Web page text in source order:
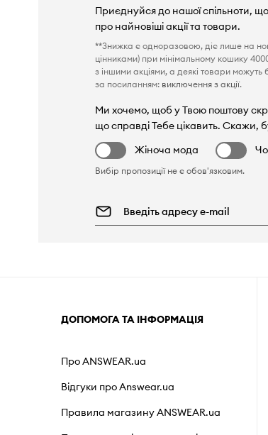
Приєднуйся до нашої спільноти,
про найновіші акції та товари.
**Знижка є одноразовою, діє лише на
цінниками) при мінімальному кошику
з іншими акціями, а деякі товари можуть
за посиланням: виключення з акції.
Ми хочемо, щоб у Твою поштову
що справді Тебе цікавить. Скажи,
Жіноча мода
Вибір пропозиції не є обов'язковим.
ДОПОМОГА ТА ІНФОРМАЦІЯ
Про ANSWEAR.ua
Відгуки про Answear.ua
Правила магазину ANSWEAR.ua